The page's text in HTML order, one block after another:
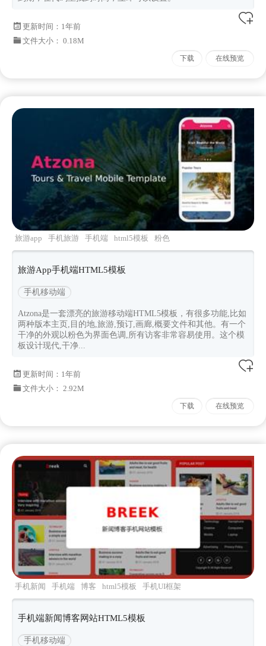
更新时间： 1年前
文件大小： 0.18M
下载 在线预览
旅游app 手机旅游 手机端 html5模板 粉色
旅游App手机端HTML5模板
手机移动端
Atzona是一套漂亮的旅游移动端HTML5模板，有很多功能,比如
两种版本主页,目的地,旅游,预订,画廊,概要文件和其他。有一个
干净的外观以粉色为界面色调,所有访客非常容易使用。这个模
板设计现代,干净...
更新时间： 1年前
文件大小： 2.92M
下载 在线预览
手机新闻 手机端 博客 html5模板 手机UI框架
手机端新闻博客网站HTML5模板
手机移动端